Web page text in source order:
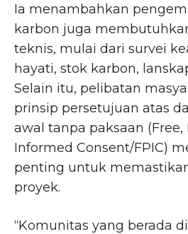
Ia menambahkan
karbon juga
teknis, mulai dari survei
hayati, stok karbon,
Selain itu, pelibatan
prinsip persetujuan atas
awal tanpa paksaan (Free,
Informed Consent/FPIC)
penting untuk
proyek.
“Komunitas yang berada